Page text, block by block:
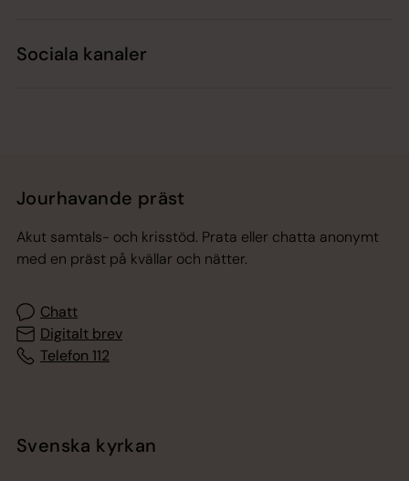
Sociala kanaler
Jourhavande präst
Akut samtals- och krisstöd. Prata eller chatta anonymt
med en präst på kvällar och nätter.
Chatt
Digitalt brev
Telefon 112
Svenska kyrkan